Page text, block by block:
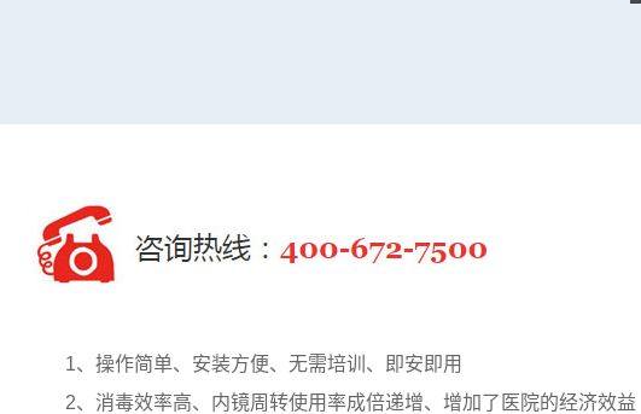
1、操作简单、安装方便、无需培训、即安即用
2、消毒效率高、内镜周转使用率成倍递增、增加了医院的经济效益